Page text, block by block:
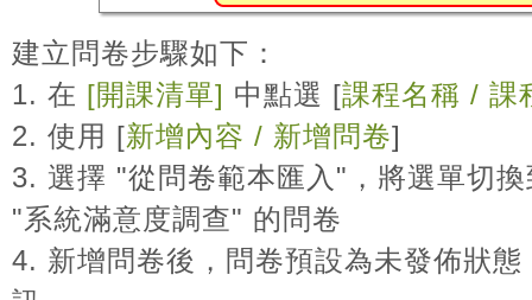
建立問卷步驟如下：
1. 在 [開課清單] 中點選 [課程名稱 / 課
2. 使用 [新增內容 / 新增問卷]
3. 選擇 "從問卷範本匯入" ，將選單切
"系統滿意度調查" 的問卷
4. 新增問卷後，問卷預設為未發佈狀態